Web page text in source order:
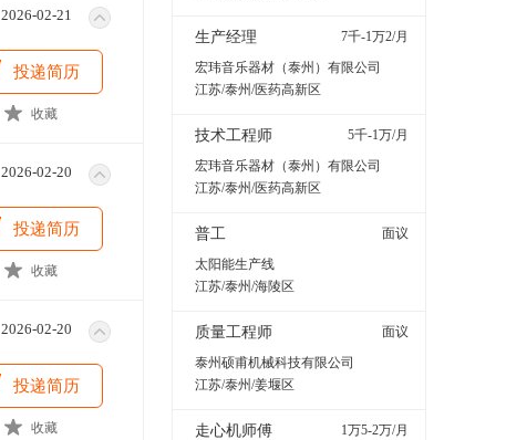
2026-02-21
投递简历
收藏
2026-02-20
投递简历
收藏
2026-02-20
投递简历
收藏
生产经理
7千-1万2/月
宏玮音乐器材（泰州）有限公司
江苏/泰州/医药高新区
技术工程师
5千-1万/月
宏玮音乐器材（泰州）有限公司
江苏/泰州/医药高新区
普工
面议
太阳能生产线
江苏/泰州/海陵区
质量工程师
面议
泰州硕甫机械科技有限公司
江苏/泰州/姜堰区
走心机师傅
1万5-2万/月